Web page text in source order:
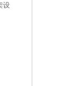
设